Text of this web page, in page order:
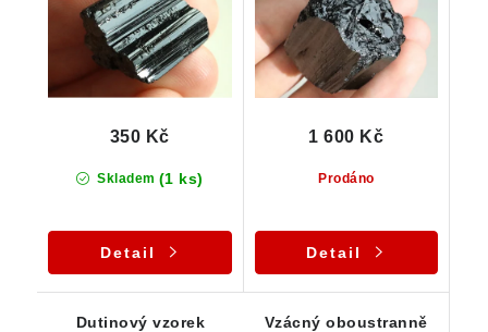
Skladem (1 ks)
350 Kč
Detail
Prodáno
1 600 Kč
Detail
Dutinový vzorek
Vzácný oboustranně